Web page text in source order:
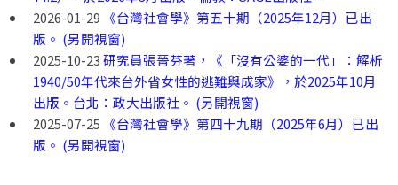
2026-01-29 《台灣社會學》第五十期（2025年12月）已出
版。 (另開視窗)
2025-10-23研究員張晉芬著，《「沒有公婆的一代」：解析
1940/50年代來台外省女性的逃難與成家》，於2025年10月
出版。台北：政大出版社。 (另開視窗)
2025-07-25 《台灣社會學》第四十九期（2025年6月）已出
版。 (另開視窗)